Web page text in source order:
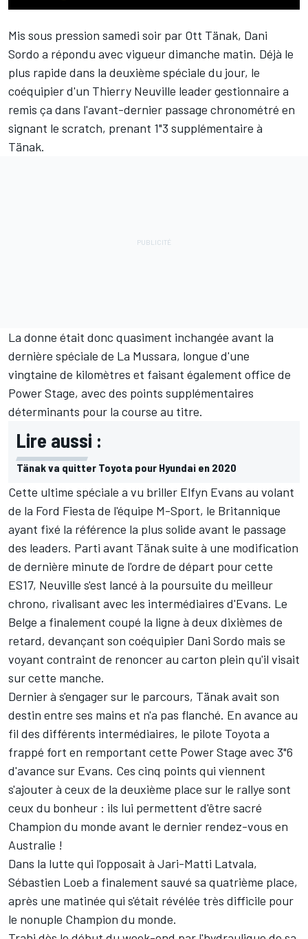
Mis sous pression samedi soir par Ott Tänak, Dani
Sordo a répondu avec vigueur dimanche matin. Déjà le
plus rapide dans la deuxième spéciale du jour, le
coéquipier d'un Thierry Neuville leader gestionnaire a
remis ça dans l'avant-dernier passage chronométré en
signant le scratch, prenant 1"3 supplémentaire à
Tänak.
La donne était donc quasiment inchangée avant la
dernière spéciale de La Mussara, longue d'une
vingtaine de kilomètres et faisant également office de
Power Stage, avec des points supplémentaires
déterminants pour la course au titre.
Lire aussi :
Tänak va quitter Toyota pour Hyundai en 2020
Cette ultime spéciale a vu briller Elfyn Evans au volant
de la Ford Fiesta de l'équipe M-Sport, le Britannique
ayant fixé la référence la plus solide avant le passage
des leaders. Parti avant Tänak suite à une modification
de dernière minute de l'ordre de départ pour cette
ES17, Neuville s'est lancé à la poursuite du meilleur
chrono, rivalisant avec les intermédiaires d'Evans. Le
Belge a finalement coupé la ligne à deux dixièmes de
retard, devançant son coéquipier Dani Sordo mais se
voyant contraint de renoncer au carton plein qu'il visait
sur cette manche.
Dernier à s'engager sur le parcours, Tänak avait son
destin entre ses mains et n'a pas flanché. En avance au
fil des différents intermédiaires, le pilote Toyota a
frappé fort en remportant cette Power Stage avec 3"6
d'avance sur Evans. Ces cinq points qui viennent
s'ajouter à ceux de la deuxième place sur le rallye sont
ceux du bonheur : ils lui permettent d'être sacré
Champion du monde avant le dernier rendez-vous en
Australie !
Dans la lutte qui l'opposait à Jari-Matti Latvala,
Sébastien Loeb a finalement sauvé sa quatrième place,
après une matinée qui s'était révélée très difficile pour
le nonuple Champion du monde.